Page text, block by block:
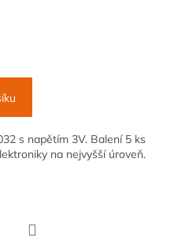
s napětím 3V. Balení 5 ks
na nejvyšší úroveň.